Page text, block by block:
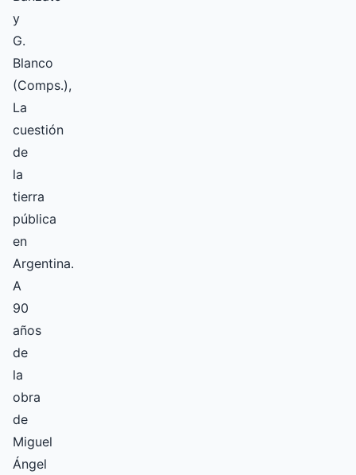
y
G.
Blanco
(Comps.),
La
cuestión
de
la
tierra
pública
en
Argentina.
A
90
años
de
la
obra
de
Miguel
Ángel